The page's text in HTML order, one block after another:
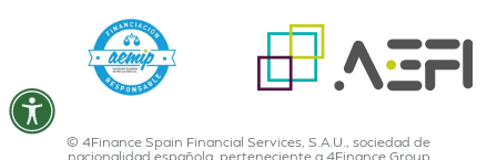
© 4Finance Spain Financial Services, S.A.U., sociedad de
nacionalidad española, perteneciente a 4Finance Group